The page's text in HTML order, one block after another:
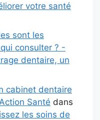
votre santé
sont les
consulter ? -
dentaire, un
cabinet dentaire
Santé dans
les soins de